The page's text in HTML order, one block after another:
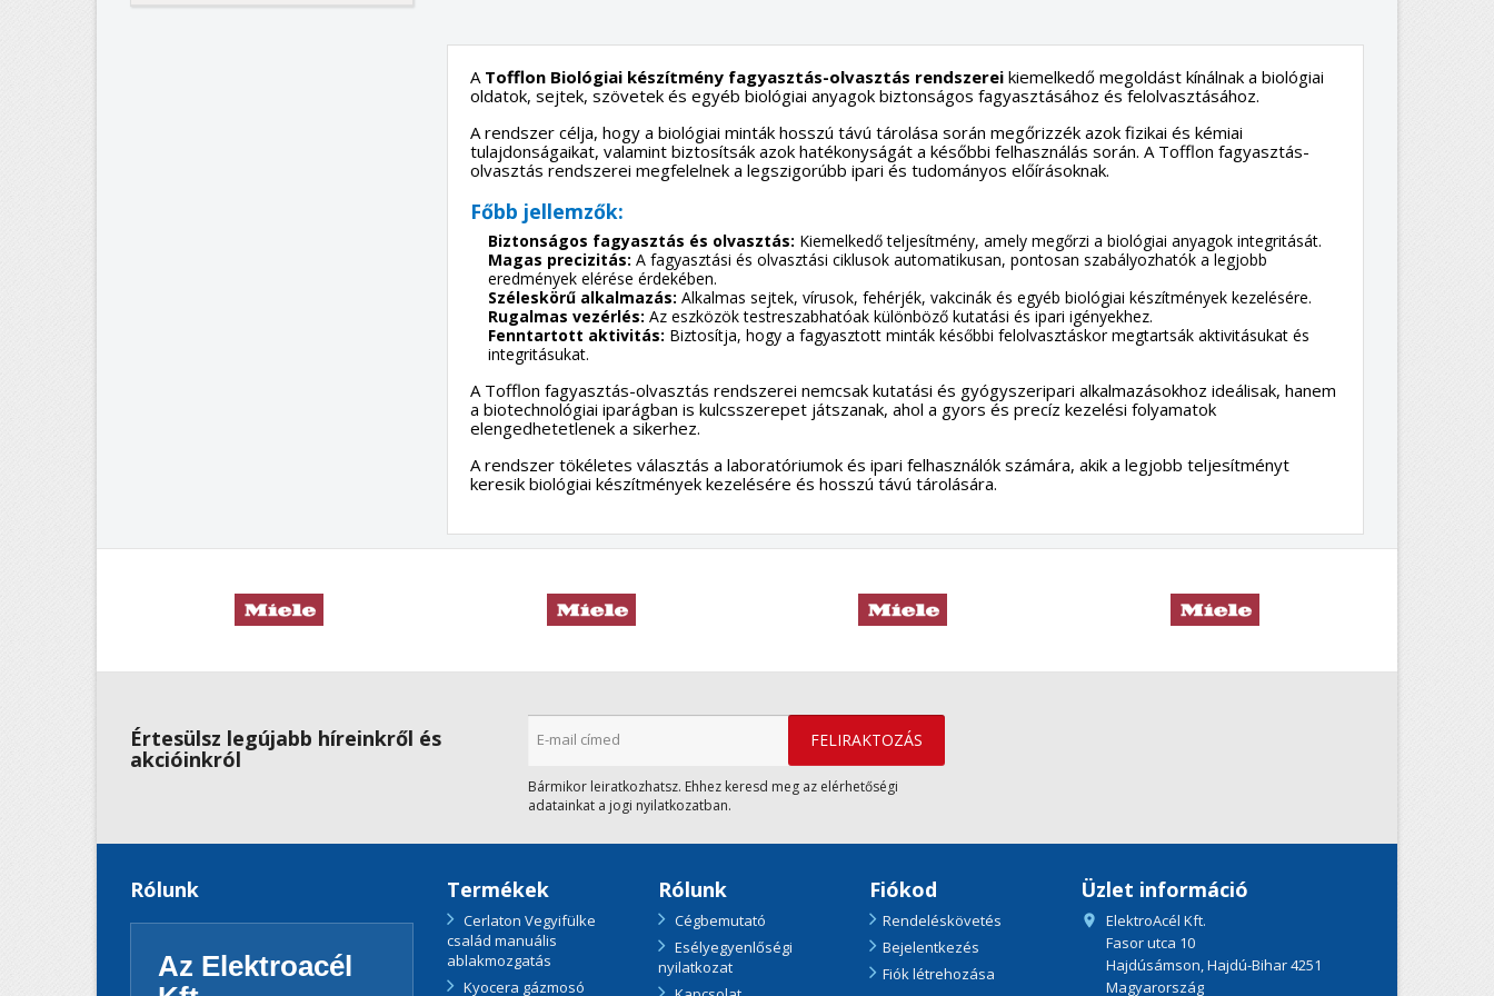
A Tofflon Biológiai készítmény fagyasztás-olvasztás rendszerei kiemelkedő megoldást kínálnak a biológiai
oldatok, sejtek, szövetek és egyéb biológiai anyagok biztonságos fagyasztásához és felolvasztásához.
A rendszer célja, hogy a biológiai minták hosszú távú tárolása során megőrizzék azok fizikai és kémiai
tulajdonságaikat, valamint biztosítsák azok hatékonyságát a későbbi felhasználás során. A Tofflon fagyasztás-
olvasztás rendszerei megfelelnek a legszigorúbb ipari és tudományos előírásoknak.
Főbb jellemzők:
Biztonságos fagyasztás és olvasztás: Kiemelkedő teljesítmény, amely megőrzi a biológiai anyagok integritását.
Magas precizitás: A fagyasztási és olvasztási ciklusok automatikusan, pontosan szabályozhatók a legjobb
eredmények elérése érdekében.
Széleskörű alkalmazás: Alkalmas sejtek, vírusok, fehérjék, vakcinák és egyéb biológiai készítmények kezelésére.
Rugalmas vezérlés: Az eszközök testreszabhatóak különböző kutatási és ipari igényekhez.
Fenntartott aktivitás: Biztosítja, hogy a fagyasztott minták későbbi felolvasztáskor megtartsák aktivitásukat és
integritásukat.
A Tofflon fagyasztás-olvasztás rendszerei nemcsak kutatási és gyógyszeripari alkalmazásokhoz ideálisak, hanem
a biotechnológiai iparágban is kulcsszerepet játszanak, ahol a gyors és precíz kezelési folyamatok
elengedhetetlenek a sikerhez.
A rendszer tökéletes választás a laboratóriumok és ipari felhasználók számára, akik a legjobb teljesítményt
keresik biológiai készítmények kezelésére és hosszú távú tárolására.
Értesülsz legújabb híreinkről és
akcióinkról
Bármikor leiratkozhatsz. Ehhez keresd meg az elérhetőségi
adatainkat a jogi nyilatkozatban.
Rólunk
Az Elektroacél
Termékek
Cerlaton Vegyifülke
család manuális
ablakmozgatás
Kyocera gázmosó
Rólunk
Cégbemutató
Esélyegyenlőségi
nyilatkozat
Fiókod
Rendeléskövetés
Bejelentkezés
Fiók létrehozása
Üzlet információ

ElektroAcél Kft.
Fasor utca 10
Hajdúsámson, Hajdú-Bihar 4251
Magyarország